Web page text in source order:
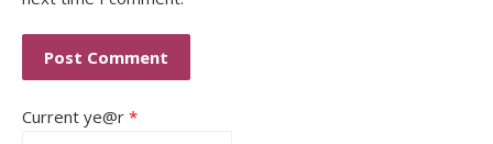
Current ye@r *